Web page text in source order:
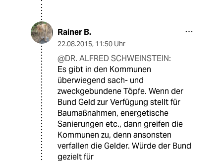
Rainer B.
22.08.2015, 11:50 Uhr
@DR. ALFRED SCHWEINSTEIN:
Es gibt in den Kommunen
überwiegend sach- und
zweckgebundene Töpfe. Wenn der
Bund Geld zur Verfügung stellt für
Baumaßnahmen, energetische
Sanierungen etc., dann greifen die
Kommunen zu, denn ansonsten
verfallen die Gelder. Würde der Bund
gezielt für